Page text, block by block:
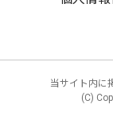
当サイト内に
(C)